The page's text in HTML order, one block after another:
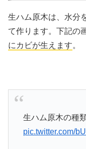
生ハム原木は、水分
て作ります。下記の
にカビが生えます。
生ハム原木の種
pic.twitter.com/